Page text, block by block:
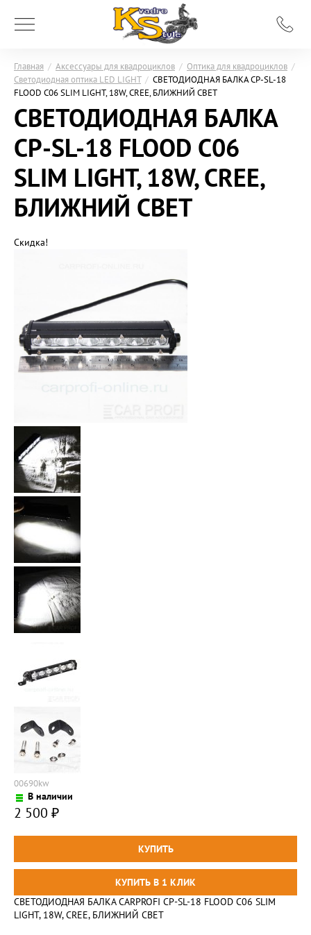
Главная / Аксессуары для квадроциклов / Оптика для квадроциклов /
Светодиодная оптика LED LIGHT / СВЕТОДИОДНАЯ БАЛКА CP-SL-18
FLOOD C06 SLIM LIGHT, 18W, CREE, БЛИЖНИЙ СВЕТ
СВЕТОДИОДНАЯ БАЛКА
CP-SL-18 FLOOD C06
SLIM LIGHT, 18W, CREE,
БЛИЖНИЙ СВЕТ
Скидка!
00690kw
В наличии
2 500 ₽
СВЕТОДИОДНАЯ БАЛКА CARPROFI CP-SL-18 FLOOD C06 SLIM
LIGHT, 18W, CREE, БЛИЖНИЙ СВЕТ